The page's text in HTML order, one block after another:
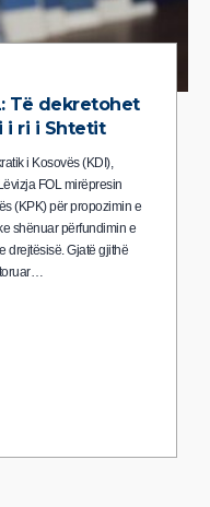
Të dekretohet
i ri i Shtetit
i Kosovës (KDI),
FOL mirëpresin
(KPK) për propozimin e
shënuar përfundimin e
drejtësisë. Gjatë gjithë